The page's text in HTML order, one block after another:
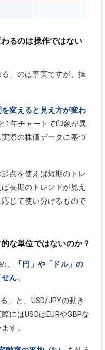
るのは操作ではない
る」のは事実ですが、操
変えると見え方が変わ
1年チャートで印象が異
際の株価データに基づ
点を使えば短期のトレ
長期のトレンドが見え
じて使い分けるもので
な単位ではないのか？
、
「円」や「ドル」の
ん。
」と、USD/JPYの動き
にはUSDはEURやGBPな
す。